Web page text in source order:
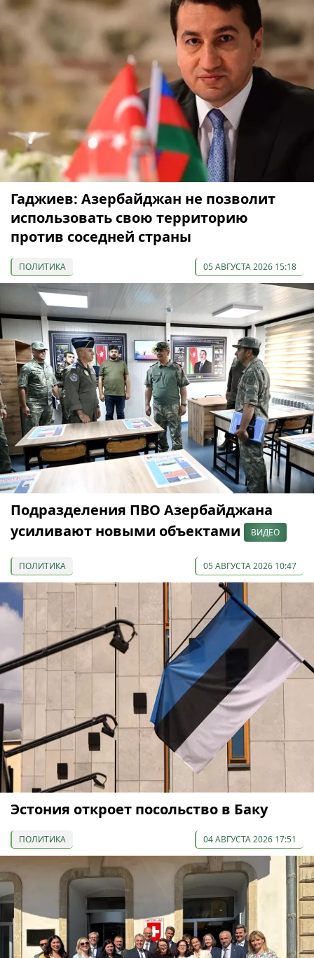
Гаджиев: Азербайджан не позволит
использовать свою территорию
против соседней страны
ПОЛИТИКА 05 АВГУСТА 2026 15:18
Подразделения ПВО Азербайджана
усиливают новыми объектами
ВИДЕО
ПОЛИТИКА 05 АВГУСТА 2026 10:47
Эстония откроет посольство в Баку
ПОЛИТИКА 04 АВГУСТА 2026 17:51